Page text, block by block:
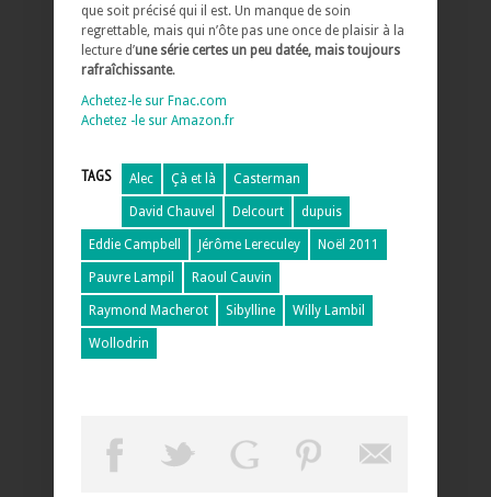
que soit précisé qui il est. Un manque de soin
regrettable, mais qui n’ôte pas une once de plaisir à la
lecture d’une série certes un peu datée, mais toujours
rafraîchissante.
Achetez-le sur Fnac.com
Achetez -le sur Amazon.fr
TAGS Alec Çà et là Casterman
David Chauvel Delcourt dupuis
Eddie Campbell Jérôme Lereculey Noël 2011
Pauvre Lampil Raoul Cauvin
Raymond Macherot Sibylline Willy Lambil
Wollodrin